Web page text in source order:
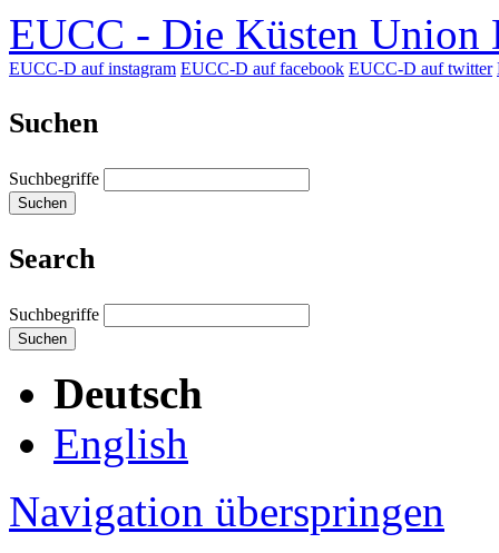
EUCC - Die Küsten Union
EUCC-D auf instagram EUCC-D auf facebook EUCC-D auf twitter
Suchen
Suchbegriffe
Suchen
Search
Suchbegriffe
Suchen
Deutsch
English
Navigation überspringen